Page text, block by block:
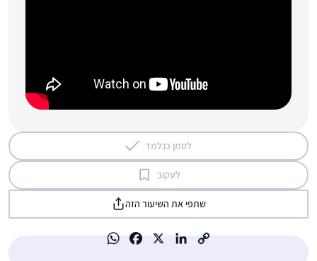
לסמן כנלמד
לעקוב
שתפי את השיעור הזה